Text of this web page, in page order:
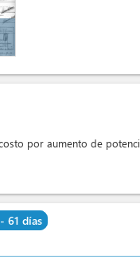
por aumento de
61 días